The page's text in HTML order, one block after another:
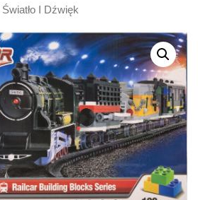
I Dźwięk